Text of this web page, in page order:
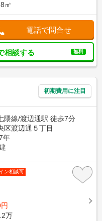
㎡
電話で問合せ
相談する 無料
初期費用に注目
隈線/渡辺通駅 徒歩7分
区渡辺通５丁目
年
ン相談可
万